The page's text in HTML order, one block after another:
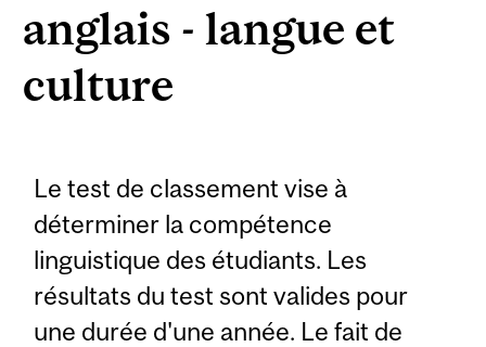
anglais - langue et
culture
Le test de classement vise à
déterminer la compétence
linguistique des étudiants. Les
résultats du test sont valides pour
une durée d'une année. Le fait de